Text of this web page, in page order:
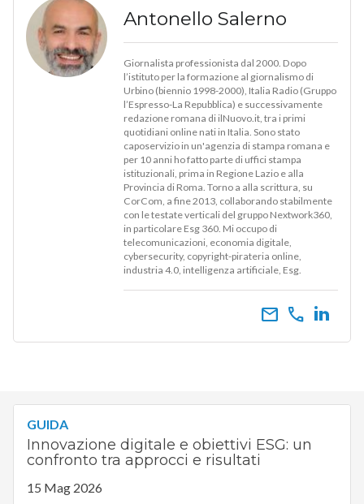
Antonello Salerno
Giornalista professionista dal 2000. Dopo
l’istituto per la formazione al giornalismo di
Urbino (biennio 1998-2000), Italia Radio (Gruppo
l’Espresso-La Repubblica) e successivamente
redazione romana di ilNuovo.it, tra i primi
quotidiani online nati in Italia. Sono stato
caposervizio in un'agenzia di stampa romana e
per 10 anni ho fatto parte di uffici stampa
istituzionali, prima in Regione Lazio e alla
Provincia di Roma. Torno a alla scrittura, su
CorCom, a fine 2013, collaborando stabilmente
con le testate verticali del gruppo Nextwork360,
in particolare Esg 360. Mi occupo di
telecomunicazioni, economia digitale,
cybersecurity, copyright-pirateria online,
industria 4.0, intelligenza artificiale, Esg.
call
email
GUIDA
Innovazione digitale e obiettivi ESG: un
confronto tra approcci e risultati
15 Mag 2026